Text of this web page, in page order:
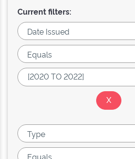
Current filters: